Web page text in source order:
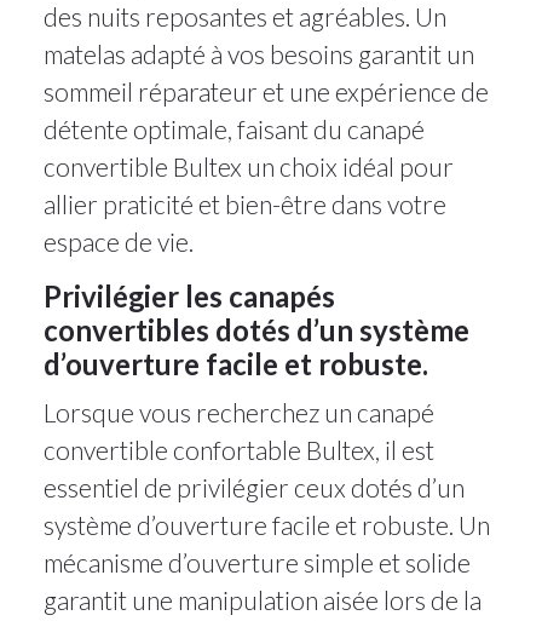
des nuits reposantes et agréables. Un
matelas adapté à vos besoins garantit un
sommeil réparateur et une expérience de
détente optimale, faisant du canapé
convertible Bultex un choix idéal pour
allier praticité et bien-être dans votre
espace de vie.
Privilégier les canapés
convertibles dotés d’un système
d’ouverture facile et robuste.
Lorsque vous recherchez un canapé
convertible confortable Bultex, il est
essentiel de privilégier ceux dotés d’un
système d’ouverture facile et robuste. Un
mécanisme d’ouverture simple et solide
garantit une manipulation aisée lors de la